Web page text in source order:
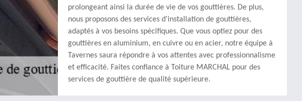
prolongeant ainsi la durée de vie de vos gouttières. De plus,
nous proposons des services d'installation de gouttières,
adaptés à vos besoins spécifiques. Que vous optiez pour des
gouttières en aluminium, en cuivre ou en acier, notre équipe à
Tavernes saura répondre à vos attentes avec professionnalisme
et efficacité. Faites confiance à Toiture MARCHAL pour des
services de gouttière de qualité supérieure.